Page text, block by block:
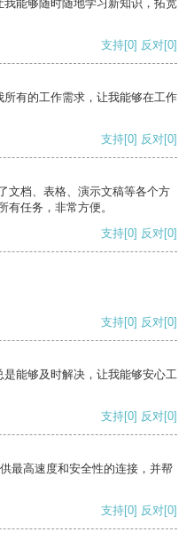
能够随时随地学习新知识，拓宽
支持[0] 反对[0]
有的工作需求，让我能够在工作
支持[0] 反对[0]
文档、表格、演示文稿等各个方
有任务，非常方便。
支持[0] 反对[0]
支持[0] 反对[0]
能够及时解决，让我能够安心工
支持[0] 反对[0]
最高速度和安全性的连接，并帮
支持[0] 反对[0]